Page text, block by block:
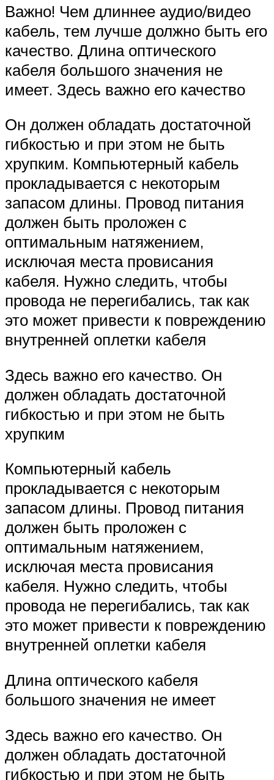
Важно! Чем длиннее аудио/видео
кабель, тем лучше должно быть его
качество. Длина оптического
кабеля большого значения не
имеет. Здесь важно его качество
Он должен обладать достаточной
гибкостью и при этом не быть
хрупким. Компьютерный кабель
прокладывается с некоторым
запасом длины. Провод питания
должен быть проложен с
оптимальным натяжением,
исключая места провисания
кабеля. Нужно следить, чтобы
провода не перегибались, так как
это может привести к повреждению
внутренней оплетки кабеля
Здесь важно его качество. Он
должен обладать достаточной
гибкостью и при этом не быть
хрупким
Компьютерный кабель
прокладывается с некоторым
запасом длины. Провод питания
должен быть проложен с
оптимальным натяжением,
исключая места провисания
кабеля. Нужно следить, чтобы
провода не перегибались, так как
это может привести к повреждению
внутренней оплетки кабеля
Длина оптического кабеля
большого значения не имеет
Здесь важно его качество. Он
должен обладать достаточной
гибкостью и при этом не быть